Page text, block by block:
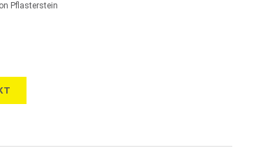
Pflasterstein